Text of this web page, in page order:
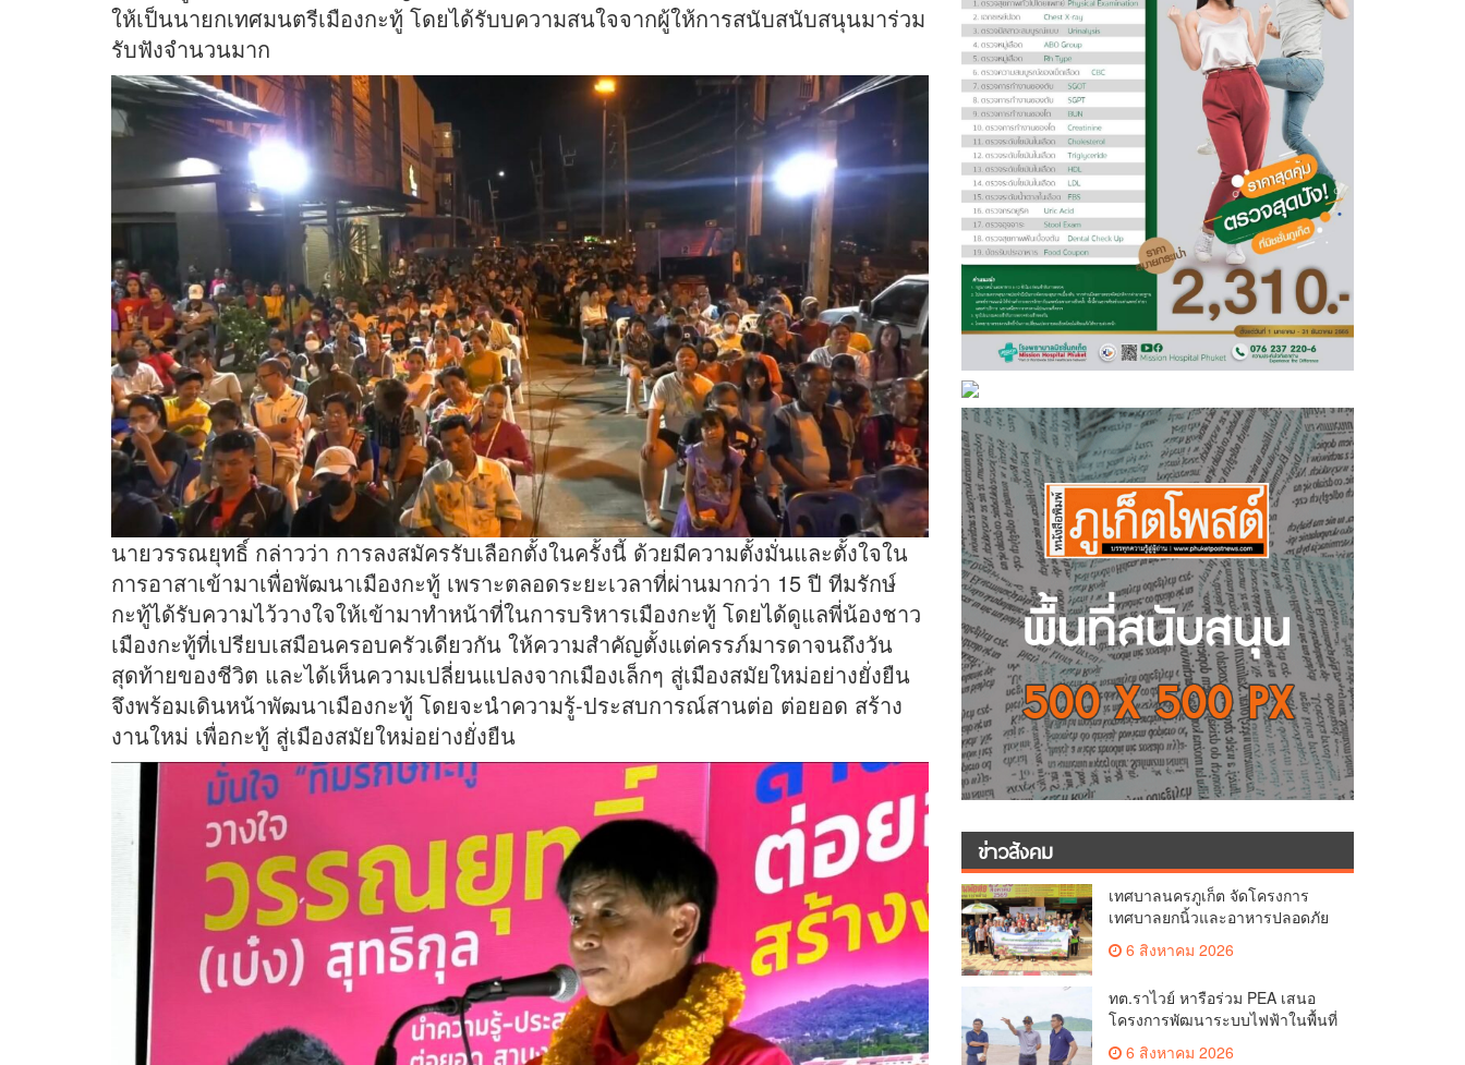
ให้เป็นนายกเทศมนตรีเมืองกะทู้ โดยได้รับบความสนใจจากผู้ให้การสนับสนับสนุนมาร่วม
รับฟังจำนวนมาก
นายวรรณยุทธิ์ กล่าวว่า การลงสมัครรับเลือกตั้งในครั้งนี้ ด้วยมีความตั้งมั่นและตั้งใจใน
การอาสาเข้ามาเพื่อพัฒนาเมืองกะทู้ เพราะตลอดระยะเวลาที่ผ่านมากว่า 15 ปี ทีมรักษ์
กะทู้ได้รับความไว้วางใจให้เข้ามาทำหน้าที่ในการบริหารเมืองกะทู้ โดยได้ดูแลพี่น้องชาว
เมืองกะทู้ที่เปรียบเสมือนครอบครัวเดียวกัน ให้ความสำคัญตั้งแต่ครรภ์มารดาจนถึงวัน
สุดท้ายของชีวิต และได้เห็นความเปลี่ยนแปลงจากเมืองเล็กๆ สู่เมืองสมัยใหม่อย่างยั่งยืน
จึงพร้อมเดินหน้าพัฒนาเมืองกะทู้ โดยจะนำความรู้-ประสบการณ์สานต่อ ต่อยอด สร้าง
งานใหม่ เพื่อกะทู้ สู่เมืองสมัยใหม่อย่างยั่งยืน
ข่าวสังคม
เทศบาลนครภูเก็ต จัดโครงการ
เทศบาลยกนิ้วและอาหารปลอดภัย
เพื่อสุขอนามัยผู้บริโภค
6 สิงหาคม 2026
ทต.ราไวย์ หารือร่วม PEA เสนอ
โครงการพัฒนาระบบไฟฟ้าในพื้นที่
เกาะโหลน
6 สิงหาคม 2026